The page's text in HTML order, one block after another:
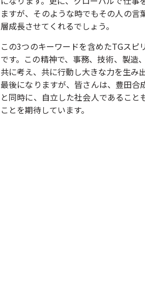
ますが、そのような時でもその人の
層成長させてくれるでしょう。
この3つのキーワードを含めたTGス
です。この精神で、事務、技術、製造
共に考え、共に行動し大きな力を生み
最後になりますが、皆さんは、豊田合
と同時に、自立した社会人であるこ
ことを期待しています。